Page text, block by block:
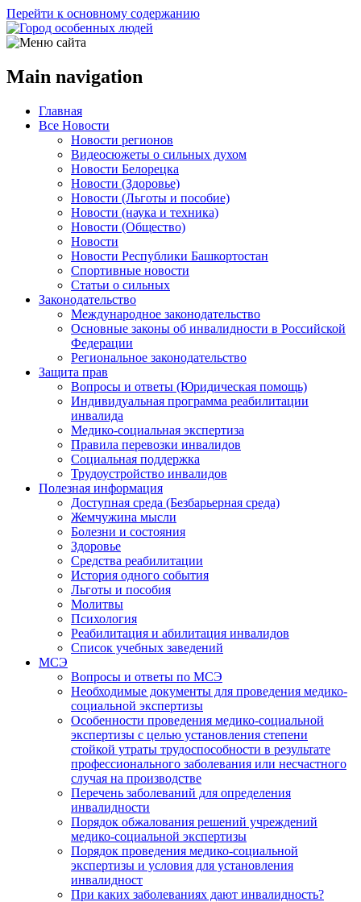
Перейти к основному содержанию
Main navigation
Главная
Все Новости
Новости регионов
Видеосюжеты о сильных духом
Новости Белорецка
Новости (Здоровье)
Новости (Льготы и пособие)
Новости (наука и техника)
Новости (Общество)
Новости
Новости Республики Башкортостан
Спортивные новости
Статьи о сильных
Законодательство
Международное законодательство
Основные законы об инвалидности в Российской
Федерации
Региональное законодательство
Защита прав
Вопросы и ответы (Юридическая помощь)
Индивидуальная программа реабилитации
инвалида
Медико-социальная экспертиза
Правила перевозки инвалидов
Социальная поддержка
Трудоустройство инвалидов
Полезная информация
Доступная среда (Безбарьерная среда)
Жемчужина мысли
Болезни и состояния
Здоровье
Средства реабилитации
История одного события
Льготы и пособия
Молитвы
Психология
Реабилитация и абилитация инвалидов
Список учебных заведений
МСЭ
Вопросы и ответы по МСЭ
Необходимые документы для проведения медико-
социальной экспертизы
Особенности проведения медико-социальной
экспертизы с целью установления степени
стойкой утраты трудоспособности в результате
профессионального заболевания или несчастного
случая на производстве
Перечень заболеваний для определения
инвалидности
Порядок обжалования решений учреждений
медико-социальной экспертизы
Порядок проведения медико-социальной
экспертизы и условия для установления
инвалидност
При каких заболеваниях дают инвалидность?